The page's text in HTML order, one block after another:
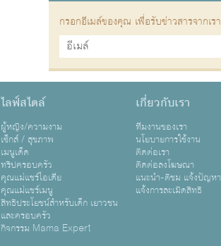
กรอกอีเมล์ของคุณ เพื่อรับข่าวสารจากเรา
ไลฟ์สไตล์
ผู้หญิง/ความงาม
เซ็กส์ / สุขภาพ
เมนูเด็ด
ทริปครอบครัว
คุณแม่แชร์ไอเดีย
คุณแม่แชร์เมนู
สิทธิประโยชน์สำหรับเด็ก เยาวชน
และครอบครัว
กิจกรรม Mama Expert
เกี่ยวกับเรา
ทีมงานของเรา
นโยบายการใช้งาน
ติดต่อเรา
ติดต่อลงโฆษณา
แนะนำ-ติชม แจ้งปัญหา
แจ้งการละเมิดสิทธิ